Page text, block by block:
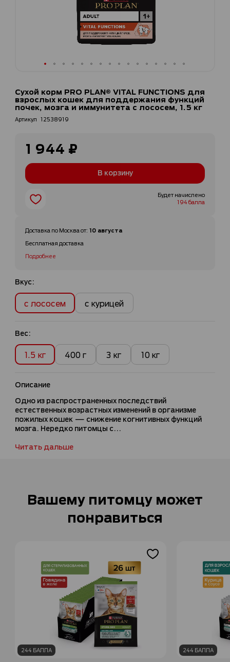
началу
галереи
изображений
Сухой корм PRO PLAN® VITAL FUNCTIONS для
взрослых кошек для поддержания функций
почек, мозга и иммунитета с лососем, 1.5 кг
Артикул 12538919
1 944 ₽
В корзину
Будет начислено
194 балла
Доставка по Москваот: 10 августа
Бесплатная доставка
Подробнее
Вкус:
с лососем с курицей
Вес:
1.5 кг 400 г 3 кг 10 кг
Описание
Одно из распространенных последствий
естественных возрастных изменений в организме
пожилых кошек — снижение когнитивных функций
мозга. Нередко питомцы с...
Читать дальше
Вашему питомцу может
понравиться
244 БАЛЛА 244 БАЛЛА